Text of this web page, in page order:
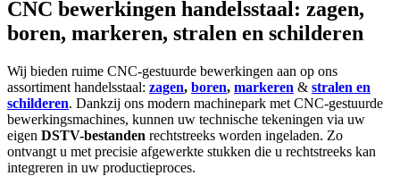
CNC bewerkingen handelsstaal: zagen,
boren, markeren, stralen en schilderen
Wij bieden ruime CNC-gestuurde bewerkingen aan op ons
assortiment handelsstaal: zagen, boren, markeren & stralen en
schilderen. Dankzij ons modern machinepark met CNC-gestuurde
bewerkingsmachines, kunnen uw technische tekeningen via uw
eigen DSTV-bestanden rechtstreeks worden ingeladen. Zo
ontvangt u met precisie afgewerkte stukken die u rechtstreeks kan
integreren in uw productieproces.